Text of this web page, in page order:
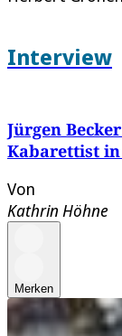
Interview
Jürgen
Kabarettist
Von
Kathrin Höhne
Merken